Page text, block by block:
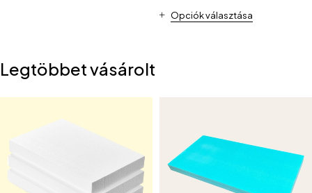
Opciók választása
Legtöbbet vásárolt